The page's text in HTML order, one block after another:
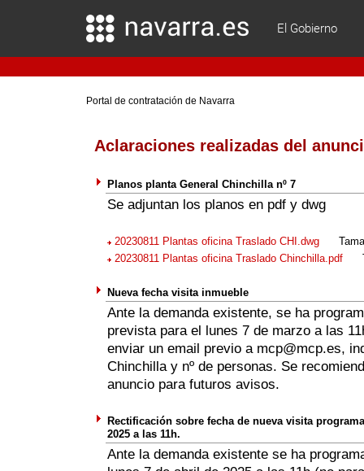
El Gobierno
Portal de contratación de Navarra
Aclaraciones realizadas del
Planos planta General Chinchilla nº 7
Se adjuntan los planos en pdf y dwg
20230811 Plantas oficina Traslado CHI.dwg
20230811 Plantas oficina Traslado Chinchilla.pdf
Nueva fecha visita inmueble
Ante la demanda existente, se ha
prevista para el lunes 7 de marzo a las
enviar un email previo a mcp@mcp.es,
Chinchilla y nº de personas. Se
anuncio para futuros avisos.
Rectificación sobre fecha de nueva visita
2025 a las 11h.
Ante la demanda existente se ha